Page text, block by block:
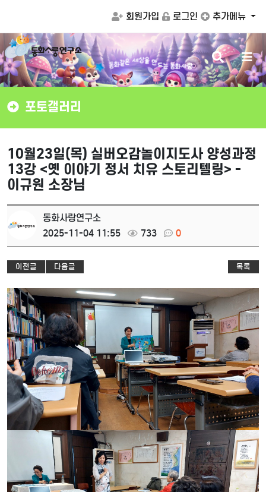
회원가입 로그인 추가메뉴
동화같은 세상을 만드는 동화사랑 검
색
버
튼
메
뉴
버
튼
포토갤러리
10월23일(목) 실버오감놀이지도사 양성과정
13강 <옛 이야기 정서 치유 스토리텔링> -
이규원 소장님
동화사랑연구소
2025-11-04 11:55
733 0
이전글 다음글 목록